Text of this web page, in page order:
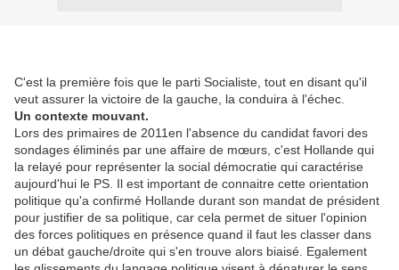
C'est la première fois que le parti Socialiste, tout en disant qu'il
veut assurer la victoire de la gauche, la conduira à l'échec.
Un contexte mouvant.
Lors des primaires de 2011en l'absence du candidat favori des
sondages éliminés par une affaire de mœurs, c'est Hollande qui
la relayé pour représenter la social démocratie qui caractérise
aujourd'hui le PS. Il est important de connaitre cette orientation
politique qu'a confirmé Hollande durant son mandat de président
pour justifier de sa politique, car cela permet de situer l'opinion
des forces politiques en présence quand il faut les classer dans
un débat gauche/droite qui s'en trouve alors biaisé. Egalement